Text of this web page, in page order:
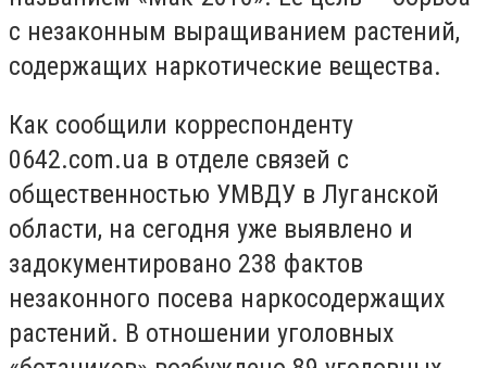
с незаконным выращиванием растений,
содержащих наркотические вещества.
Как сообщили корреспонденту
0642.com.ua в отделе связей с
общественностью УМВДУ в Луганской
области, на сегодня уже выявлено и
задокументировано 238 фактов
незаконного посева наркосодержащих
растений. В отношении уголовных